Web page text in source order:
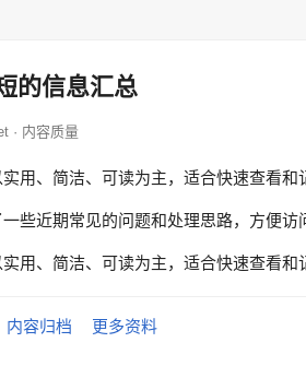
的信息汇总
· 内容质量
用、简洁、可读为主，适合快速查看和
些近期常见的问题和处理思路，方便访
用、简洁、可读为主，适合快速查看和
内容归档 更多资料